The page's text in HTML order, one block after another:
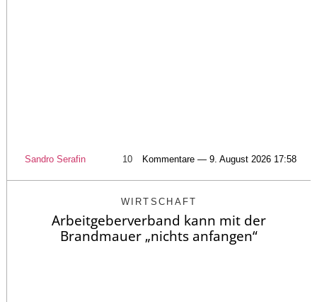
Sandro Serafin 10 Kommentare — 9. August 2026 17:58
WIRTSCHAFT
Arbeitgeberverband kann mit der
Brandmauer „nichts anfangen“